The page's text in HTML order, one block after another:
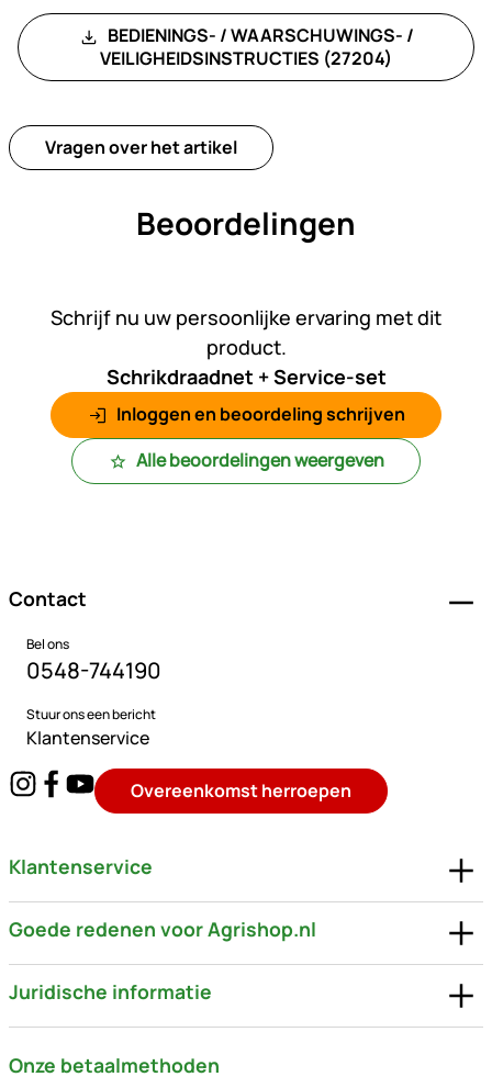
BEDIENINGS- / WAARSCHUWINGS- /
VEILIGHEIDSINSTRUCTIES (27204)
Vragen over het artikel
Beoordelingen
Schrijf nu uw persoonlijke ervaring met dit
product.
Schrikdraadnet + Service-set
Inloggen en beoordeling schrijven
Alle beoordelingen weergeven
Contact
Bel ons
0548-744190
Stuur ons een bericht
Klantenservice
Overeenkomst herroepen
Klantenservice
Goede redenen voor Agrishop.nl
Juridische informatie
Onze betaalmethoden